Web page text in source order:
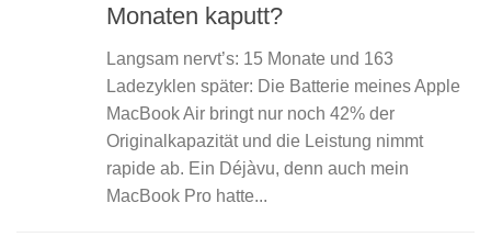
Monaten kaputt?
Langsam nervt’s: 15 Monate und 163
Ladezyklen später: Die Batterie meines Apple
MacBook Air bringt nur noch 42% der
Originalkapazität und die Leistung nimmt
rapide ab. Ein Déjàvu, denn auch mein
MacBook Pro hatte...